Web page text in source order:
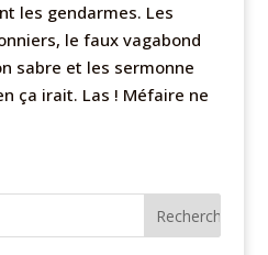
les gendarmes. Les
le faux vagabond
sabre et les sermonne
ça irait. Las ! Méfaire ne